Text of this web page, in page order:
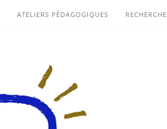
ATELIERS PÉDAGOGIQUES RECHERCHE